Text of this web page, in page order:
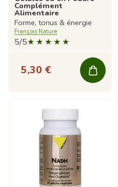
Complément
Alimentaire
Forme, tonus & énergie
François Nature
5/5
5,30 €